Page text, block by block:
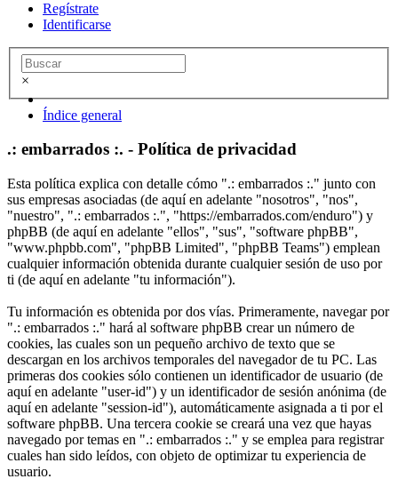
Regístrate
Identificarse
×
Índice general
.: embarrados :. - Política de privacidad
Esta política explica con detalle cómo ".: embarrados :." junto con
sus empresas asociadas (de aquí en adelante "nosotros", "nos",
"nuestro", ".: embarrados :.", "https://embarrados.com/enduro") y
phpBB (de aquí en adelante "ellos", "sus", "software phpBB",
"www.phpbb.com", "phpBB Limited", "phpBB Teams") emplean
cualquier información obtenida durante cualquier sesión de uso por
ti (de aquí en adelante "tu información").
Tu información es obtenida por dos vías. Primeramente, navegar por
".: embarrados :." hará al software phpBB crear un número de
cookies, las cuales son un pequeño archivo de texto que se
descargan en los archivos temporales del navegador de tu PC. Las
primeras dos cookies sólo contienen un identificador de usuario (de
aquí en adelante "user-id") y un identificador de sesión anónima (de
aquí en adelante "session-id"), automáticamente asignada a ti por el
software phpBB. Una tercera cookie se creará una vez que hayas
navegado por temas en ".: embarrados :." y se emplea para registrar
cuales han sido leídos, con objeto de optimizar tu experiencia de
usuario.